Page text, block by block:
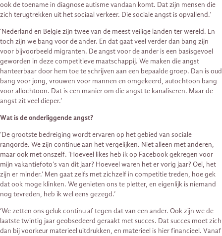
ook de toename in diagnose autisme vandaan komt. Dat zijn mensen die
zich terugtrekken uit het sociaal verkeer. Die sociale angst is opvallend.’
‘Nederland en België zijn twee van de meest veilige landen ter wereld. En
toch zijn we bang voor de ander. En dat gaat veel verder dan bang zijn
voor bijvoorbeeld migranten. De angst voor de ander is een basisgevoel
geworden in deze competitieve maatschappij. We maken die angst
hanteerbaar door hem toe te schrijven aan een bepaalde groep. Dan is oud
bang voor jong, vrouwen voor mannen en omgekeerd, autochtoon bang
voor allochtoon. Dat is een manier om die angst te kanaliseren. Maar de
angst zit veel dieper.’
Wat is de onderliggende angst?
‘De grootste bedreiging wordt ervaren op het gebied van sociale
rangorde. We zijn continue aan het vergelijken. Niet alleen met anderen,
maar ook met onszelf. ‘Hoeveel likes heb ik op Facebook gekregen voor
mijn vakantiefoto’s van dit jaar? Hoeveel waren het er vorig jaar? Oei, het
zijn er minder.’ Men gaat zelfs met zichzelf in competitie treden, hoe gek
dat ook moge klinken. We genieten ons te pletter, en eigenlijk is niemand
nog tevreden, heb ik wel eens gezegd.’
‘We zetten ons geluk continu af tegen dat van een ander. Ook zijn we de
laatste twintig jaar geobsedeerd geraakt met succes. Dat succes moet zich
dan bij voorkeur materieel uitdrukken, en materieel is hier financieel. Vanaf